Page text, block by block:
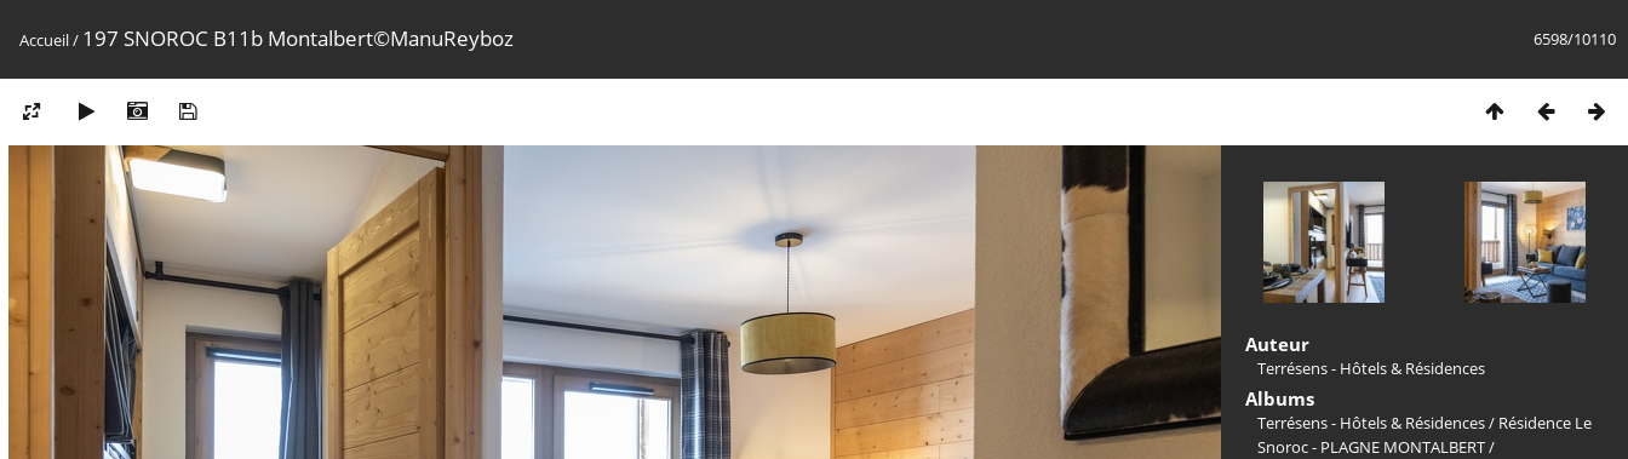
6598/10110
Accueil/ 197 SNOROC B11b Montalbert©ManuReyboz
Auteur
Terrésens - Hôtels & Résidences
Albums
Terrésens - Hôtels & Résidences/ Résidence Le
Snoroc - PLAGNE MONTALBERT/